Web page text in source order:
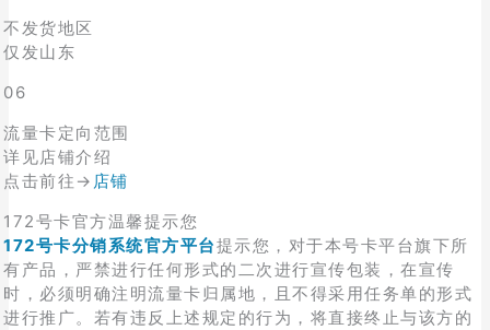
不发货地区
仅发山东
06
流量卡定向范围
详见店铺介绍
点击前往→ 店铺
172号卡官方温馨提示您
172号卡分销系统官方平台提示您，对于本号卡平台旗下所
有产品，严禁进行任何形式的二次进行宣传包装，在宣传
时，必须明确注明流量卡归属地，且不得采用任务单的形式
进行推广。若有违反上述规定的行为，将直接终止与该方的